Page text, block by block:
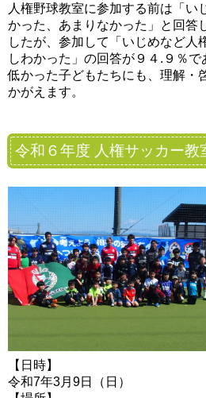
人権野球教室に参加する前は「い
かった、あまりなかった」と回答
したが、参加して「いじめなど人
しわかった」の回答が９４.９％
低かった子どもたちにも、理解・
かがえます。
令和６年度 人権サッカー教
【日時】
令和7年3月9日（日）